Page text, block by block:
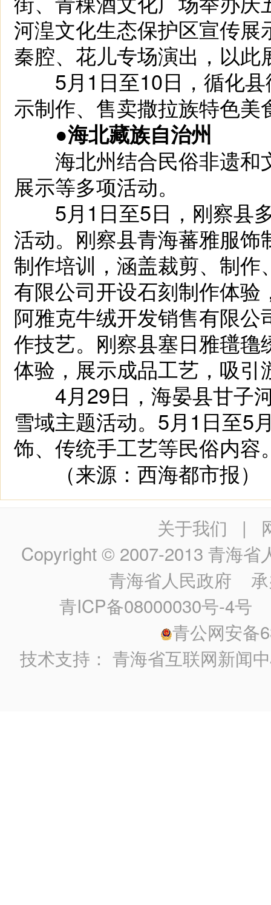
河湟文化生态保护区宣传
秦腔、花儿专场演出，以
5月1日至10日，循化县
示制作、售卖撒拉族特色
●海北藏族自治州
海北州结合民俗非遗和
展示等多项活动。
5月1日至5日，刚察县多
活动。刚察县青海蕃雅服
制作培训，涵盖裁剪、制
有限公司开设石刻制作体
阿雅克牛绒开发销售有限
作技艺。刚察县塞日雅氆
体验，展示成品工艺，吸引
4月29日，海晏县甘子河
雪域主题活动。5月1日至5
饰、传统手工艺等民俗内容
（来源：西海都市报）
关于我们 |
Copyright © 2007-2013 青海省
青海省人民政府 承
青ICP备08000030号-4号
青公网安备
技术支持：青海省互联网新闻